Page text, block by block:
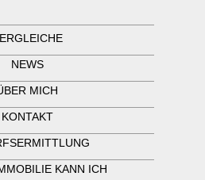
NEWS
MICH
KONTAKT
KANN ICH